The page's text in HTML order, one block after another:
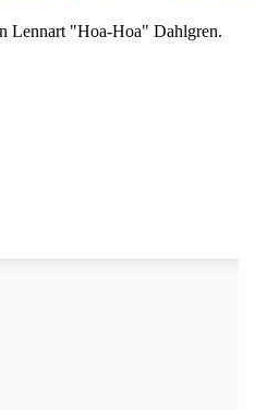
Lennart "Hoa-Hoa" Dahlgren.